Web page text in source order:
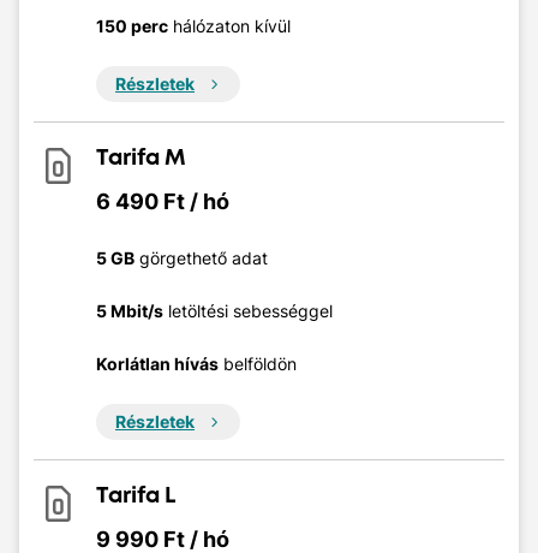
150 perc hálózaton kívül
Részletek
Tarifa M
6 490 Ft / hó
5 GB görgethető adat
5 Mbit/s letöltési sebességgel
Korlátlan hívás belföldön
Részletek
Tarifa L
9 990 Ft / hó